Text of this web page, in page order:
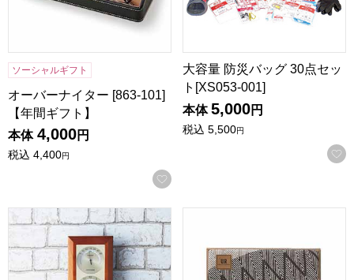
ソーシャルギフト
オーバーナイター [863-101]
【年間ギフト】
本体 4,000円
税込 4,400円
お気に入りに登録する
大容量 防災バッグ 30点セッ
ト[XS053-001]
本体 5,000円
税込 5,500円
快適モニター 1台4役 [TM-712]【年間ギフト】